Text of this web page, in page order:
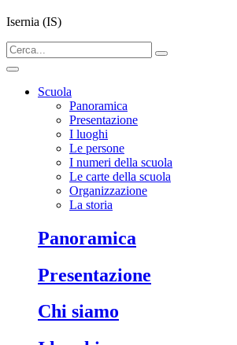
Isernia (IS)
Scuola
Panoramica
Presentazione
I luoghi
Le persone
I numeri della scuola
Le carte della scuola
Organizzazione
La storia
panoramica
presentazione
chi siamo